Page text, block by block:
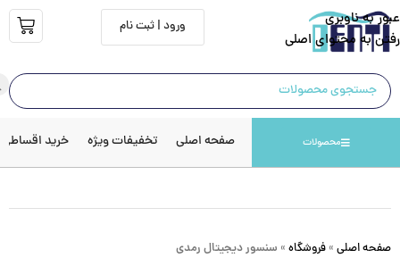
عبور به ناوبری
رفتن به محتوای اصلی
ورود | ثبت نام
محصولات صفحه اصلی تخفیفات ویژه خرید اقساطی
صفحه اصلی » فروشگاه » سنسور دیجیتال رمدی